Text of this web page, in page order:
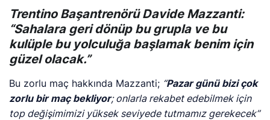
Trentino Başantrenörü Davide Mazzanti:
“Sahalara geri dönüp bu grupla ve bu
kulüple bu yolculuğa başlamak benim için
güzel olacak.”
Bu zorlu maç hakkında Mazzanti; “Pazar günü bizi çok
zorlu bir maç bekliyor; onlarla rekabet edebilmek için
top değişimimizi yüksek seviyede tutmamız gerekecek”